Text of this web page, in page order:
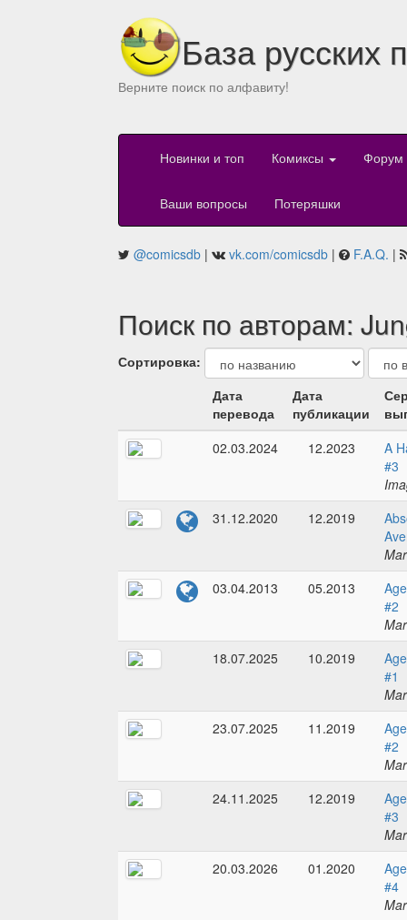
База русских
Верните поиск по алфавиту!
Новинки и топ Комиксы Форум
Ваши вопросы Потеряшки
@comicsdb | vk.com/comicsdb | F.A.Q. |
Поиск по авторам:
Сортировка:
Дата
перевода
Дата
публикации
02.03.2024
12.2023
A
#3
31.12.2020
12.2019
03.04.2013
05.2013
#2
18.07.2025
10.2019
#1
23.07.2025
11.2019
#2
24.11.2025
12.2019
#3
20.03.2026
01.2020
#4